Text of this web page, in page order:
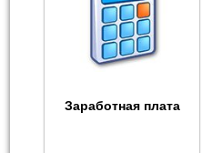
Заработная плата